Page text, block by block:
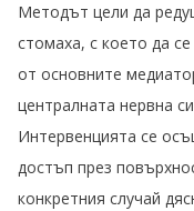
Методът цели да
стомаха, с което да
от основните
централната нервна
Интервенцията се
достъп през
конкретния случай